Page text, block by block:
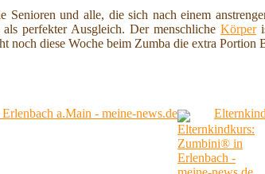
und alle, die sich nach einem
perfekter Ausgleich. Der menschliche Körper
diese Woche beim Zumba die extra Portion
a.Main - meine-news.de